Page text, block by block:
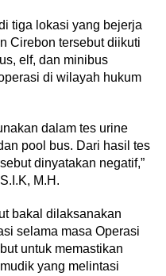
tiga lokasi yang bejerja
Cirebon tersebut diikuti
elf, dan minibus
di wilayah hukum
dalam tes urine
pool bus. Dari hasil tes
dinyatakan negatif,”
M.H.
bakal dilaksanakan
selama masa Operasi
untuk memastikan
yang melintasi